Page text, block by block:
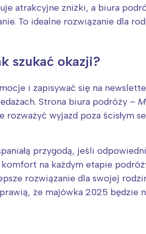
atrakcyjne zniżki, a biura
To idealne rozwiązanie dla
szukać okazji?
i zapisywać się na
Strona biura podróży –
wyjazd poza ścisłym
przygodą, jeśli
na każdym etapie
rozwiązanie dla swojej
że majówka 2025 będzie